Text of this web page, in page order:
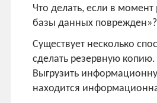
Что делать, если в
базы данных поврежден»?
Существует несколько
сделать резервную
Выгрузить
находится